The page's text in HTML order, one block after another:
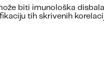
biti imunološka
tih skrivenih